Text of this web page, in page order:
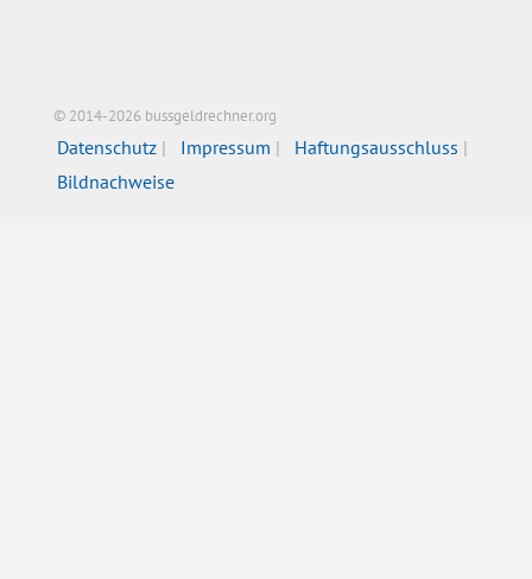
© 2014-2026 bussgeldrechner.org
Datenschutz Impressum
Haftungsausschluss
Bildnachweise